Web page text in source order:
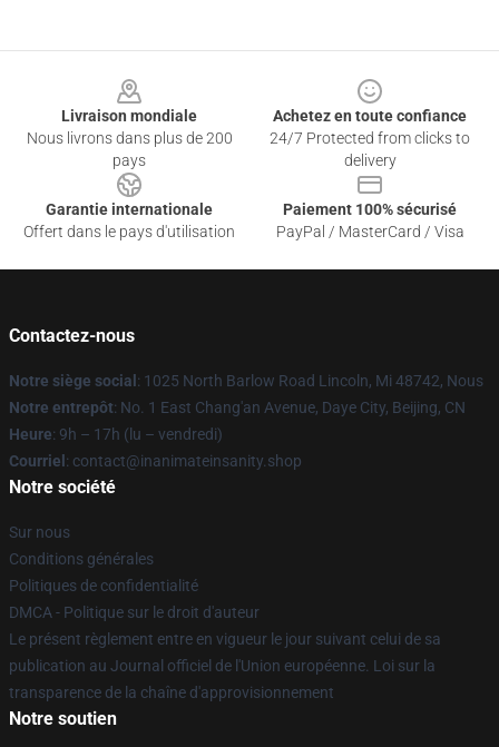
Livraison mondiale
Nous livrons dans plus de 200
pays
Achetez en toute confiance
24/7 Protected from clicks to
delivery
Garantie internationale
Offert dans le pays d'utilisation
Paiement 100% sécurisé
PayPal / MasterCard / Visa
Contactez-nous
Notre siège social : 1025 North Barlow Road Lincoln, Mi 48742, Nous
Notre entrepôt: No. 1 East Chang'an Avenue, Daye City, Beijing, CN
Heure: 9h – 17h (lu – vendredi)
Courriel : contact@inanimateinsanity.shop
Notre société
Sur nous
Conditions générales
Politiques de confidentialité
DMCA - Politique sur le droit d'auteur
Le présent règlement entre en vigueur le jour suivant celui de sa
publication au Journal officiel de l'Union européenne. Loi sur la
transparence de la chaîne d'approvisionnement
Notre soutien